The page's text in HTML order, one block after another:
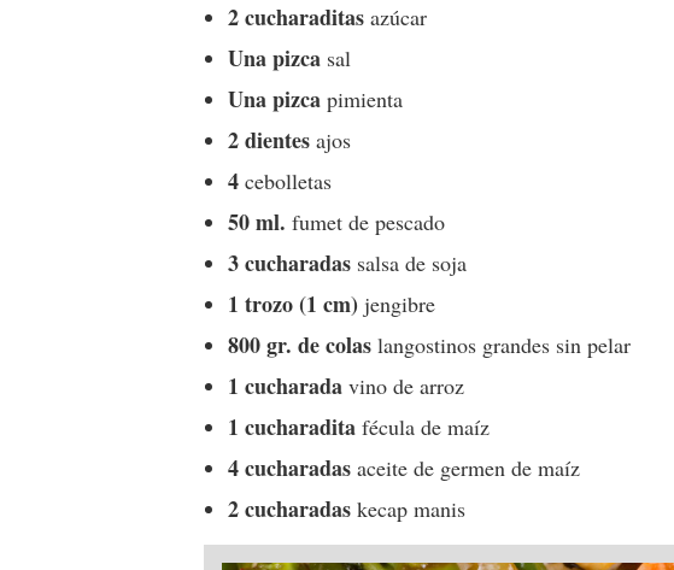
2 cucharaditas azúcar
Una pizca sal
Una pizca pimienta
2 dientes ajos
4 cebolletas
50 ml. fumet de pescado
3 cucharadas salsa de soja
1 trozo (1 cm) jengibre
800 gr. de colas langostinos grandes sin pelar
1 cucharada vino de arroz
1 cucharadita fécula de maíz
4 cucharadas aceite de germen de maíz
2 cucharadas kecap manis